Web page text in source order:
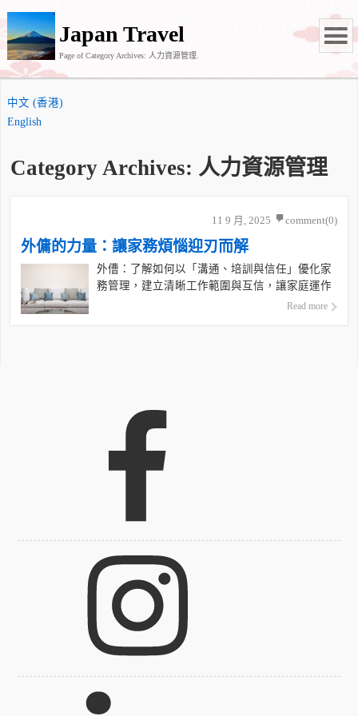
Japan Travel
Page of Category Archives: 人力資源管理.
中文 (香港)
English
Category Archives: 人力資源管理
11 9 月, 2025 comment(0)
外傭的力量：讓家務煩惱迎刃而解
外傮：了解如何以「溝通、培訓與信任」優化家
務管理，建立清晰工作範圍與互信，讓家庭運作
Read more